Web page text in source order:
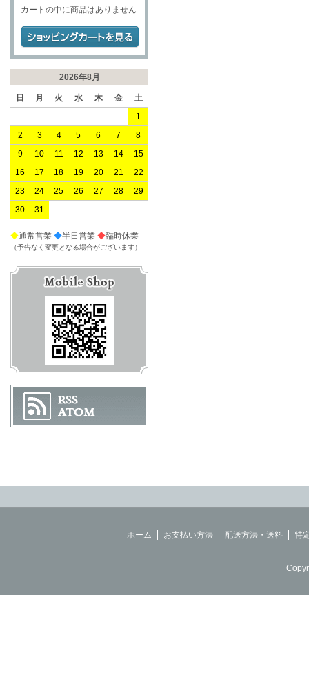
カートの中に商品はありません
2026年8月
日 月 火 水 木 金
土
1
2
3 4 5 6 7
8
9
10 11 12 13 14
15
16
17 18 19 20 21
22
23
24 25 26 27 28
29
30
31
◆通常営業 ◆半日営業 ◆臨時休業
（予告なく変更となる場合がございます）
ホーム お支払い方法 配送方法・送料 特